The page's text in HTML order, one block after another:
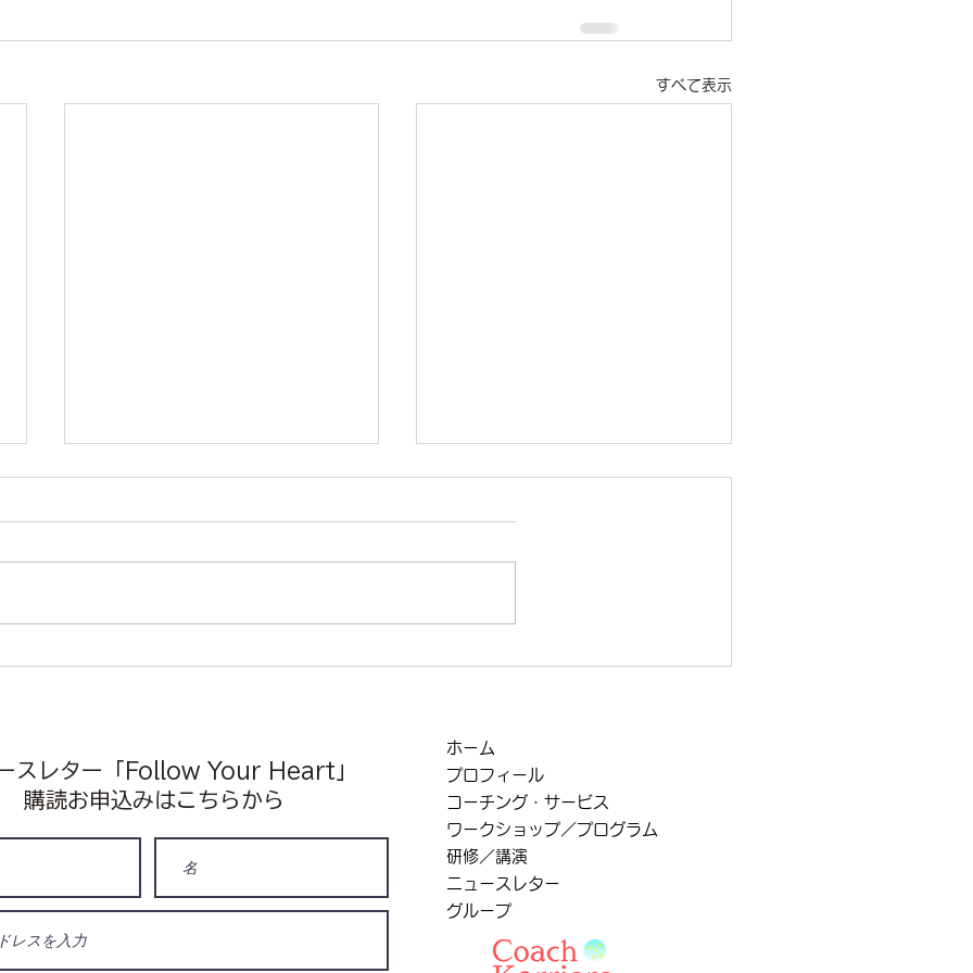
すべて表示
スレター「Follow Your Heart」
​購読お申込みはこちらから
ホーム
プロフィール
コーチング・サービス
ワークショップ／プログラム
研修／講演
ニュースレター
グループ